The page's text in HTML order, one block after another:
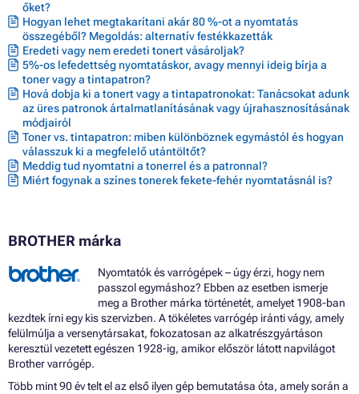
Toner BROTHER MFC-8880DN
Toner BROTHER MFC-8885DN
Toner BROTHER MFC-8890DW
őket?
Hogyan lehet megtakarítani akár 80 %-ot a nyomtatás
összegéből? Megoldás: alternatív festékkazetták
Eredeti vagy nem eredeti tonert vásároljak?
5%-os lefedettség nyomtatáskor, avagy mennyi ideig bírja a
toner vagy a tintapatron?
Hová dobja ki a tonert vagy a tintapatronokat: Tanácsokat adunk
az üres patronok ártalmatlanításának vagy újrahasznosításának
módjairól
Toner vs. tintapatron: miben különböznek egymástól és hogyan
válasszuk ki a megfelelő utántöltőt?
Meddig tud nyomtatni a tonerrel és a patronnal?
Miért fogynak a színes tonerek fekete-fehér nyomtatásnál is?
BROTHER márka
Nyomtatók és varrógépek – úgy érzi, hogy nem
passzol egymáshoz? Ebben az esetben ismerje
meg a Brother márka történetét, amelyet 1908-ban
kezdtek írni egy kis szervizben. A tökéletes varrógép iránti vágy, amely
felülmúlja a versenytársakat, fokozatosan az alkatrészgyártáson
keresztül vezetett egészen 1928-ig, amikor először látott napvilágot
Brother varrógép.
Több mint 90 év telt el az első ilyen gép bemutatása óta, amely során a